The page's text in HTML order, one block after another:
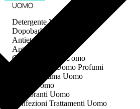
UOMO
Detergente Viso Uomo
Dopobarba Uomo
Antieta Uomo
Anticaduta Uomo
Contorno Occhi Uomo
Bagnodoccia Uomo Profumi
Docciaschiuma Uomo
Corpo Uomo
Deodoranti Uomo
Confezioni Trattamenti Uomo